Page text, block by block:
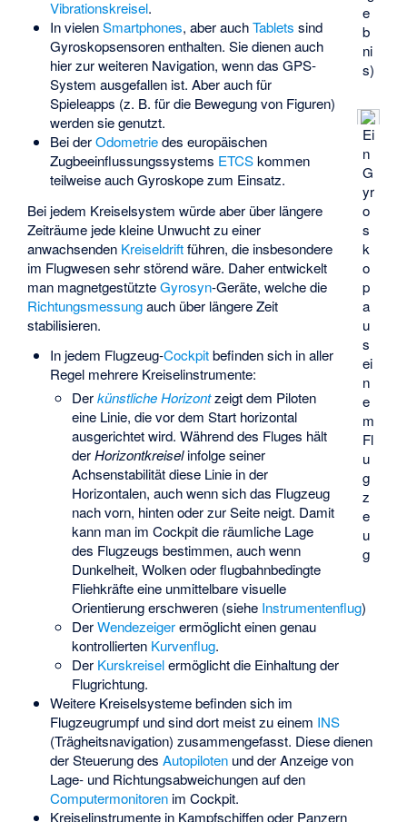
e
b
ni
s)
Ei
n
G
yr
o
s
k
o
p
a
u
s
ei
n
e
m
Fl
u
g
z
e
u
g
Vibrationskreisel.
In vielenSmartphones, aber auchTablets sind
Gyroskopsensoren enthalten. Sie dienen auch
hier zur weiteren Navigation, wenn das GPS-
System ausgefallen ist. Aber auch für
Spieleapps (z. B. für die Bewegung von Figuren)
werden sie genutzt.
Bei derOdometriedes europäischen
Zugbeeinflussungssystems ETCSkommen
teilweise auch Gyroskope zum Einsatz.
Bei jedem Kreiselsystem würde aber über längere
Zeiträume jede kleine Unwucht zu einer
anwachsenden Kreiseldriftführen, die insbesondere
im Flugwesen sehr störend wäre. Daher entwickelt
man magnetgestützteGyrosyn-Geräte, welche die
Richtungsmessungauch über längere Zeit
stabilisieren.
In jedem Flugzeug-Cockpitbefinden sich in aller
Regel mehrere Kreiselinstrumente:
Derkünstliche Horizontzeigt dem Piloten
eine Linie, die vor dem Start horizontal
ausgerichtet wird. Während des Fluges hält
derHorizontkreiselinfolge seiner
Achsenstabilität diese Linie in der
Horizontalen, auch wenn sich das Flugzeug
nach vorn, hinten oder zur Seite neigt. Damit
kann man im Cockpit die räumliche Lage
des Flugzeugs bestimmen, auch wenn
Dunkelheit, Wolken oder flugbahnbedingte
Fliehkräfte eine unmittelbare visuelle
Orientierung erschweren (siehe Instrumentenflug)
DerWendezeigerermöglicht einen genau
kontrollierten Kurvenflug.
Der Kurskreiselermöglicht die Einhaltung der
Flugrichtung.
Weitere Kreiselsysteme befinden sich im
Flugzeugrumpf und sind dort meist zu einem INS
(Trägheitsnavigation) zusammengefasst. Diese dienen
der Steuerung des Autopilotenund der Anzeige von
Lage- und Richtungsabweichungen auf den
Computermonitorenim Cockpit.
Kreiselinstrumente in Kampfschiffen oder Panzern